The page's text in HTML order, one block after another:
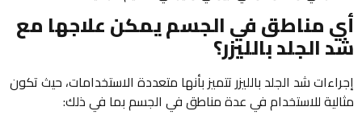
أي مناطق في الجسم يمكن علاجها مع
شد الجلد بالليزر؟
إجراءات شد الجلد بالليزر تتميز بأنها متعددة الاستخدامات، حيث تكون
مثالية للاستخدام في عدة مناطق في الجسم بما في ذلك: